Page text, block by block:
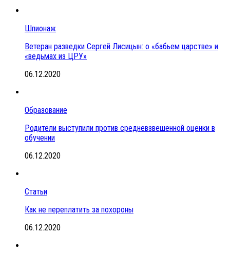
Шпионаж
Ветеран разведки Сергей Лисицын: о «бабьем царстве» и
«ведьмах из ЦРУ»
06.12.2020
Образование
Родители выступили против средневзвешенной оценки в
обучении
06.12.2020
Статьи
Как не переплатить за похороны
06.12.2020